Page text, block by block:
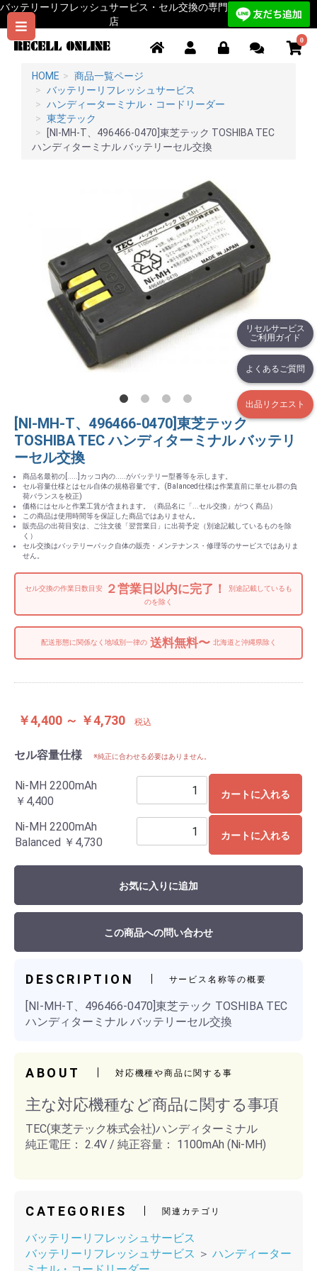
リセルサービス
ご利用ガイド
よくあるご質問
出品リクエスト
バッテリーリフレッシュサービス・セル交換の専門
店
0
HOME
商品一覧ページ
バッテリーリフレッシュサービス
ハンディーターミナル・コードリーダー
東芝テック
[NI-MH-T、496466-0470]東芝テック TOSHIBA TEC
ハンディターミナル バッテリーセル交換
[NI-MH-T、496466-0470]東芝テック
TOSHIBA TEC ハンディターミナル バッテリ
ーセル交換
商品名最初の[.....]カッコ内の.....がバッテリー型番等を示します。
セル容量仕様とはセル自体の規格容量です。(Balanced仕様は作業直前に単セル群の負
荷バランスを校正)
価格にはセルと作業工賃が含まれます。（商品名に「...セル交換」がつく商品）
この商品は使用時間等を保証した商品ではありません。
販売品の出荷目安は、ご注文後「翌営業日」に出荷予定（別途記載しているものを除
く）
セル交換はバッテリーパック自体の販売・メンテナンス・修理等のサービスではありま
せん。
セル交換の作業日数目安 ２営業日以内に完了！
別途記載しているも
のを除く
配送形態に関係なく地域別一律の送料無料〜 北海道と沖縄県除く
￥4,400 ～ ￥4,730 税込
セル容量仕様 ※純正に合わせる必要はありません。
Ni-MH 2200mAh
￥4,400
カートに入れる
Ni-MH 2200mAh
Balanced ￥4,730 カートに入れる
お気に入りに追加
この商品への問い合わせ
DESCRIPTION サービス名称等の概要
[NI-MH-T、496466-0470]東芝テック TOSHIBA TEC
ハンディターミナル バッテリーセル交換
ABOUT 対応機種や商品に関する事
主な対応機種など商品に関する事項
TEC(東芝テック株式会社)ハンディターミナル
純正電圧： 2.4V / 純正容量： 1100mAh (Ni-MH)
CATEGORIES 関連カテゴリ
バッテリーリフレッシュサービス
バッテリーリフレッシュサービス ＞ ハンディーター